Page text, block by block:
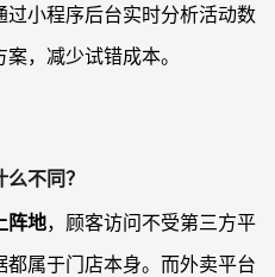
过小程序后台实时分析活动数
，减少试错成本。
不同？
阵地，顾客访问不受第三方平
属于门店本身。而外卖平台